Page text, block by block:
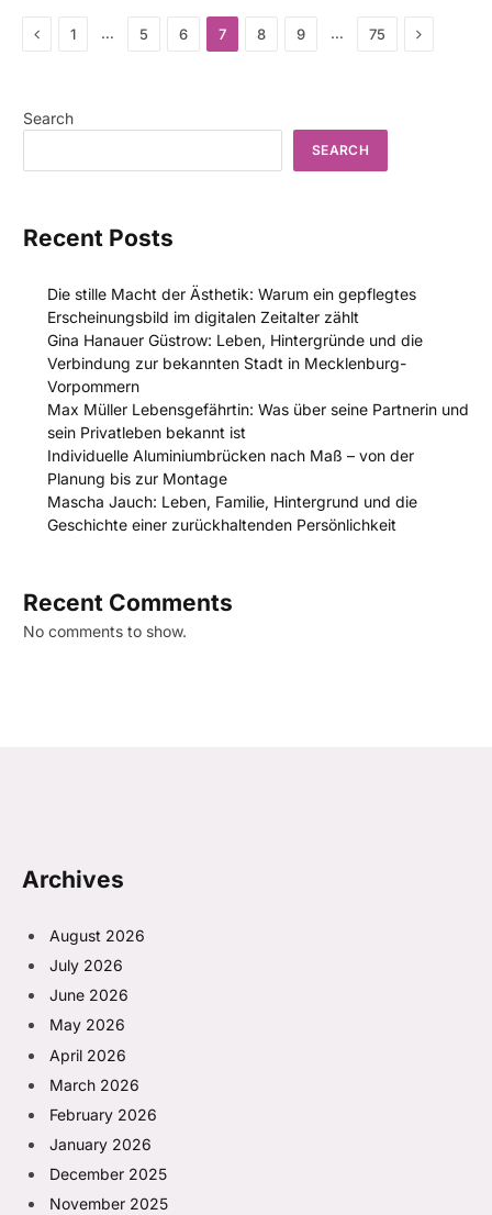
Previous
1 … 5 6 7 8 9 … 75 Next
Search
SEARCH
Recent Posts
Die stille Macht der Ästhetik: Warum ein gepflegtes
Erscheinungsbild im digitalen Zeitalter zählt
Gina Hanauer Güstrow: Leben, Hintergründe und die
Verbindung zur bekannten Stadt in Mecklenburg-
Vorpommern
Max Müller Lebensgefährtin: Was über seine Partnerin und
sein Privatleben bekannt ist
Individuelle Aluminiumbrücken nach Maß – von der
Planung bis zur Montage
Mascha Jauch: Leben, Familie, Hintergrund und die
Geschichte einer zurückhaltenden Persönlichkeit
Recent Comments
No comments to show.
Archives
August 2026
July 2026
June 2026
May 2026
April 2026
March 2026
February 2026
January 2026
December 2025
November 2025